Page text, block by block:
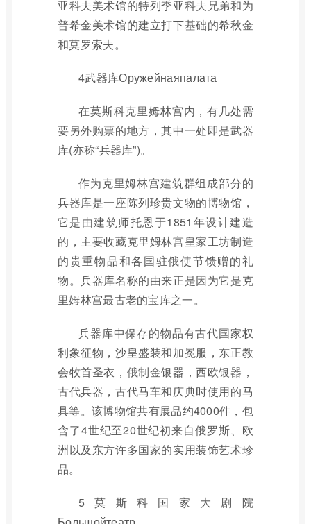
亚科夫美术馆的特列季亚科夫兄弟和为
普希金美术馆的建立打下基础的希秋金
和莫罗索夫。
4武器库Оружейнаяпалата
在莫斯科克里姆林宫内，有几处需
要另外购票的地方，其中一处即是武器
库(亦称“兵器库”)。
作为克里姆林宫建筑群组成部分的
兵器库是一座陈列珍贵文物的博物馆，
它是由建筑师托恩于1851年设计建造
的，主要收藏克里姆林宫皇家工坊制造
的贵重物品和各国驻俄使节馈赠的礼
物。兵器库名称的由来正是因为它是克
里姆林宫最古老的宝库之一。
兵器库中保存的物品有古代国家权
利象征物，沙皇盛装和加冕服，东正教
会牧首圣衣，俄制金银器，西欧银器，
古代兵器，古代马车和庆典时使用的马
具等。该博物馆共有展品约4000件，包
含了4世纪至20世纪初来自俄罗斯、欧
洲以及东方许多国家的实用装饰艺术珍
品。
5莫斯科国家大剧院